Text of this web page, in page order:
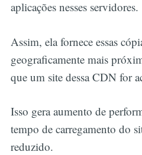
aplicações nesses servidores.
Assim, ela fornece essas
geograficamente mais
que um site dessa CDN for
Isso gera aumento de
tempo de carregamento do
reduzido.